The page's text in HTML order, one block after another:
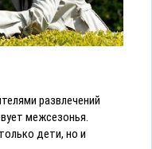
развлечений
межсезонья.
дети, но и